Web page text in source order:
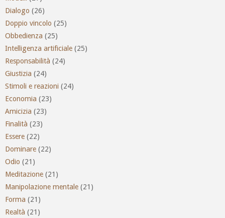
Dialogo (26)
Doppio vincolo (25)
Obbedienza (25)
Intelligenza artificiale (25)
Responsabilità (24)
Giustizia (24)
Stimoli e reazioni (24)
Economia (23)
Amicizia (23)
Finalità (23)
Essere (22)
Dominare (22)
Odio (21)
Meditazione (21)
Manipolazione mentale (21)
Forma (21)
Realtà (21)